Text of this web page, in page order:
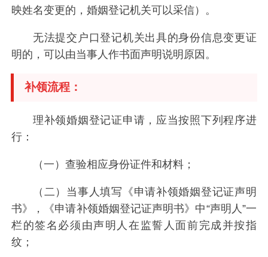
映姓名变更的，婚姻登记机关可以采信）。
无法提交户口登记机关出具的身份信息变更证
明的，可以由当事人作书面声明说明原因。
补领流程：
理补领婚姻登记证申请，应当按照下列程序进
行：
（一）查验相应身份证件和材料；
（二）当事人填写《申请补领婚姻登记证声明
书》，《申请补领婚姻登记证声明书》中“声明人”一
栏的签名必须由声明人在监誓人面前完成并按指
纹；